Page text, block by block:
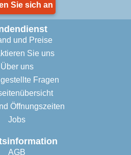
Sie sich an
und Preise
Sie uns
Über uns
Fragen
Öffnungszeiten
Jobs
AGB